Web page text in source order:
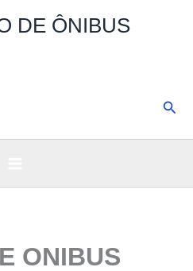
DE ÔNIBUS
ONIBUS